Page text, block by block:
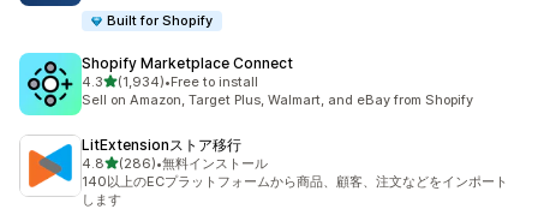
Built for Shopify
Shopify Marketplace Connect
4.35つ星中
(1,934)
合計レビュー数：1934件
•Free to install
Sell on Amazon, Target Plus, Walmart, and eBay from Shopify
LitExtensionストア移行
4.85つ星中
(286)
合計レビュー数：286件
•無料インストール
140以上のECプラットフォームから商品、顧客、注文などをインポート
します